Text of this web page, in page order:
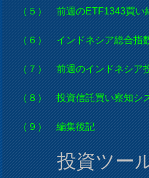
（５） 前週のETF1343買い
（６） インドネシア総合指
（７） 前週のインドネシア
（８） 投資信託買い察知シ
（９） 編集後記
投資ツー